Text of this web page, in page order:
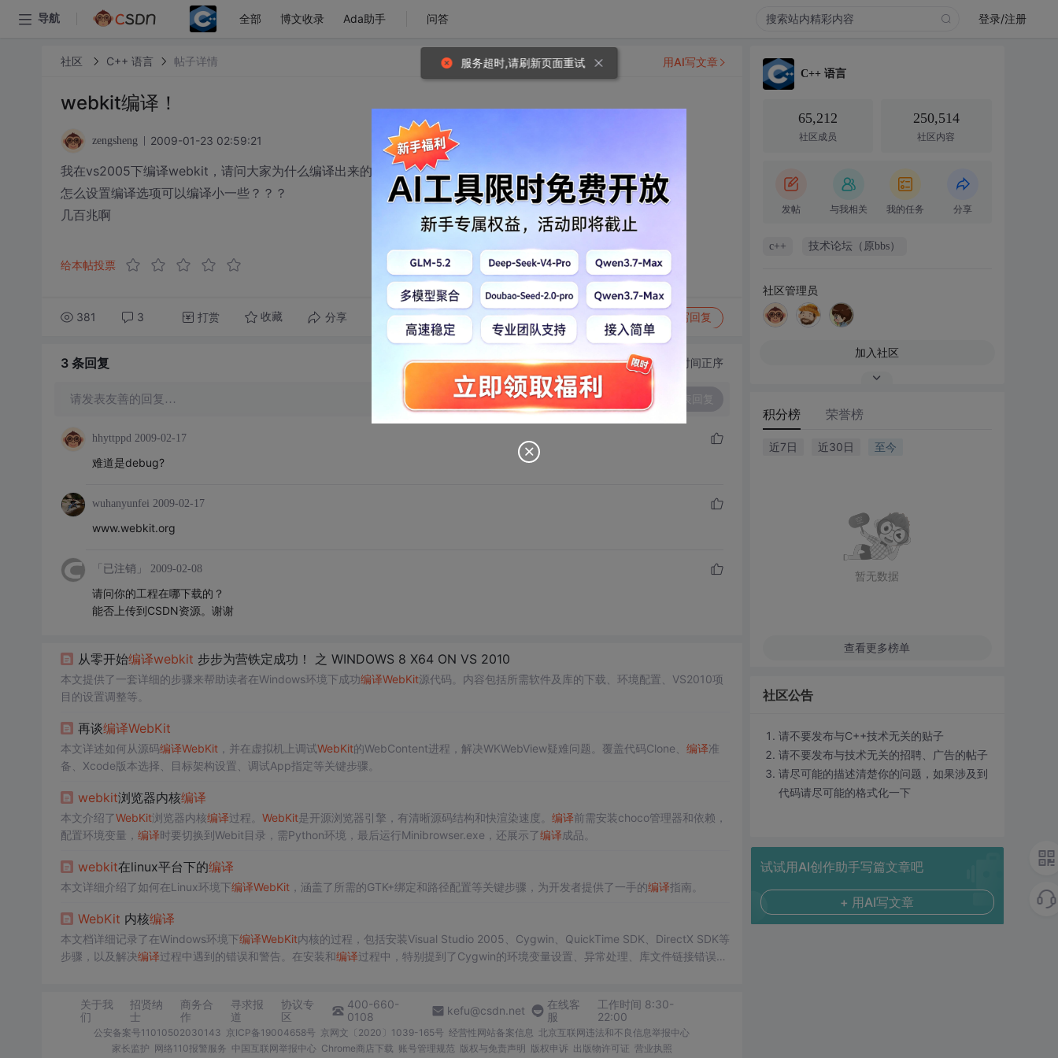
导航 全部 博文收录 Ada助手 问答 登录/注册
社区 C++ 语言 帖子详情
webkit编译！
zengsheng 2009-01-23 02:59:21
我在vs2005下编译webkit，请问大家为什么编译出来的lib那么大？
怎么设置编译选项可以编译小一些？？？
几百兆啊
给本帖投票
381 3 打赏 收藏 分享 转发到动态 举报 写回复
用AI写文章
3 条回复 切换为时间正序
请发表友善的回复…
hhyttppd 2009-02-17
难道是debug?
wuhanyunfei 2009-02-17
www.webkit.org
「已注销」 2009-02-08
请问你的工程在哪下载的？
能否上传到CSDN资源。谢谢
从零开始编译webkit 步步为营铁定成功！ 之 WINDOWS 8 X64 ON VS 2010
本文提供了一套详细的步骤来帮助读者在Windows环境下成功编译WebKit源代码。内容包括所需软件及库的下载、环境配置、VS2010项
目的设置调整等。
再谈编译WebKit
本文详述如何从源码编译WebKit，并在虚拟机上调试WebKit的WebContent进程，解决WKWebView疑难问题。覆盖代码Clone、 编译准
备、Xcode版本选择、目标架构设置、调试App指定等关键步骤。
webkit浏览器内核编译
本文介绍了WebKit浏览器内核编译过程。 WebKit是开源浏览器引擎，有清晰源码结构和快渲染速度。 编译前需安装choco管理器和依赖，
配置环境变量， 编译时要切换到Webit目录，需Python环境，最后运行Minibrowser.exe，还展示了编译成品。
webkit在linux平台下的编译
本文详细介绍了如何在Linux环境下编译WebKit，涵盖了所需的GTK+绑定和路径配置等关键步骤，为开发者提供了一手的编译指南。
WebKit 内核编译
本文档详细记录了在Windows环境下编译WebKit内核的过程，包括安装Visual Studio 2005、Cygwin、QuickTime SDK、DirectX SDK等
步骤，以及解决编译过程中遇到的错误和警告。在安装和编译过程中，特别提到了Cygwin的环境变量设置、异常处理、库文件链接错误等
关于我
们
招贤纳
士
商务合
作
寻求报
道
协议专
区
400-660-
0108
kefu@csdn.net
在线客
服
工作时间 8:30-
22:00
公安备案号11010502030143 京ICP备19004658号 京网文〔2020〕1039-165号 经营性网站备案信息 北京互联网违法和不良信息举报中心
家长监护 网络110报警服务 中国互联网举报中心 Chrome商店下载 账号管理规范 版权与免责声明 版权申诉 出版物许可证 营业执照
C++ 语言
65,212
社区成员
250,514
社区内容
发帖 与我相关 我的任务 分享
c++ 技术论坛（原bbs）
社区管理员
加入社区
积分榜 荣誉榜
近7日 近30日 至今
暂无数据
查看更多榜单
社区公告
请不要发布与C++技术无关的贴子
请不要发布与技术无关的招聘、广告的帖子
请尽可能的描述清楚你的问题，如果涉及到
代码请尽可能的格式化一下
试试用AI创作助手写篇文章吧
+ 用AI写文章
服务超时,请刷新页面重试